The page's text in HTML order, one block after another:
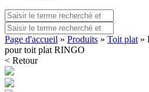
Page d'accueil » Produits » Toit plat »
pour toit plat RINGO
< Retour